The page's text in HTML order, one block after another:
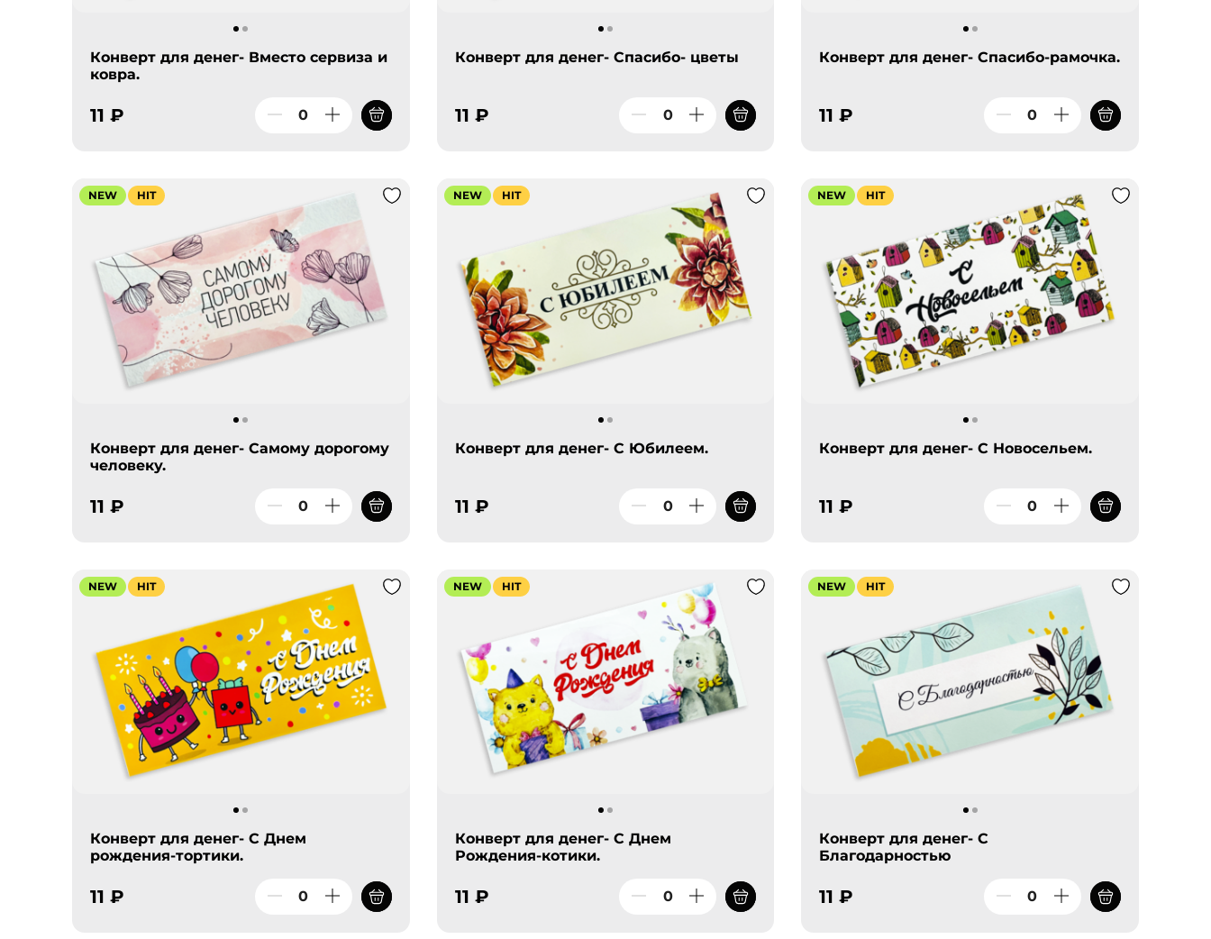
Конверт для денег- Вместо сервиза и
ковра.
11 ₽
Конверт для денег- Спасибо- цветы
11 ₽
Конверт для денег- Спасибо-рамочка.
11 ₽
NEW HIT
Конверт для денег- Самому дорогому
человеку.
11 ₽
NEW HIT
Конверт для денег- С Юбилеем.
11 ₽
NEW HIT
Конверт для денег- С Новосельем.
11 ₽
NEW HIT
Конверт для денег- С Днем
рождения-тортики.
11 ₽
NEW HIT
Конверт для денег- С Днем
Рождения-котики.
11 ₽
NEW HIT
Конверт для денег- С
Благодарностью
11 ₽